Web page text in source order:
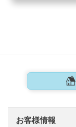
お客様情報